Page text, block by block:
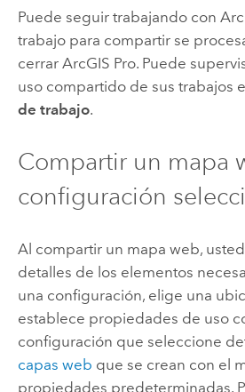
Puede seguir trabajando con
trabajo para compartir se
cerrar ArcGIS Pro. Puede
uso compartido de sus trabajos
de trabajo.
Compartir un mapa
configuración
Al compartir un mapa web,
detalles de los elementos
una configuración, elige una
establece propiedades de uso
configuración que seleccione
capas web que se crean con el
propiedades predeterminadas.